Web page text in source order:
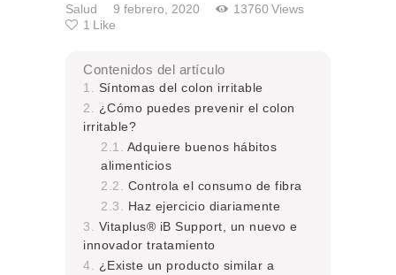
Salud 9 febrero, 2020 13760 Views
1 Like
Contenidos del artículo
Síntomas del colon irritable
¿Cómo puedes prevenir el colon
irritable?
Adquiere buenos hábitos
alimenticios
Controla el consumo de fibra
Haz ejercicio diariamente
Vitaplus® iB Support, un nuevo e
innovador tratamiento
¿Existe un producto similar a